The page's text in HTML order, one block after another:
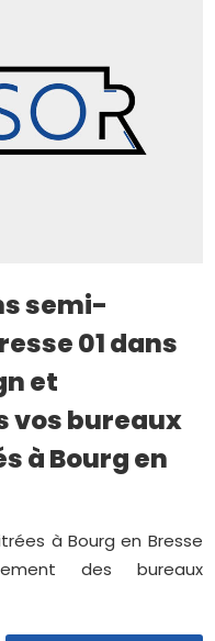
semi-
01 dans
et
vos bureaux
à Bourg en
à Bourg en Bresse
des bureaux